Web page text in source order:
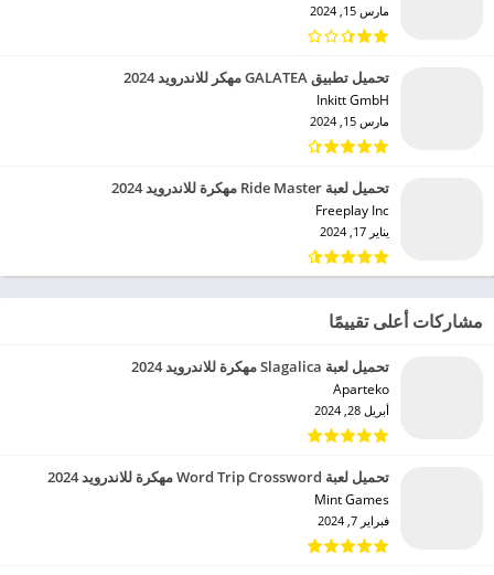
مارس 15, 2024
تحميل تطبيق GALATEA مهكر للاندرويد 2024
Inkitt GmbH‏
مارس 15, 2024
تحميل لعبة Ride Master مهكرة للاندرويد 2024
Freeplay Inc‏
يناير 17, 2024
مشاركات أعلى تقييمًا
تحميل لعبة Slagalica مهكرة للاندرويد 2024
Aparteko‏
أبريل 28, 2024
تحميل لعبة Word Trip Crossword مهكرة للاندرويد 2024
Mint Games‏
فبراير 7, 2024